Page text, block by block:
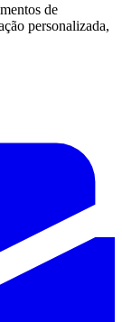
de
personalizada,